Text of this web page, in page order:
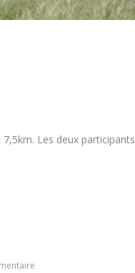
Les deux participants